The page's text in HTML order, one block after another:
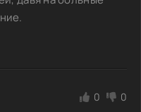
0 0